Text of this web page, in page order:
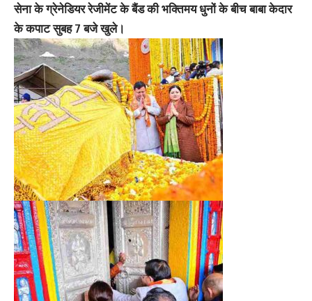
सेना के ग्रेनेडियर रेजीमेंट के बैंड की भक्तिमय धुनों के बीच बाबा केदार
के कपाट सुबह 7 बजे खुले।